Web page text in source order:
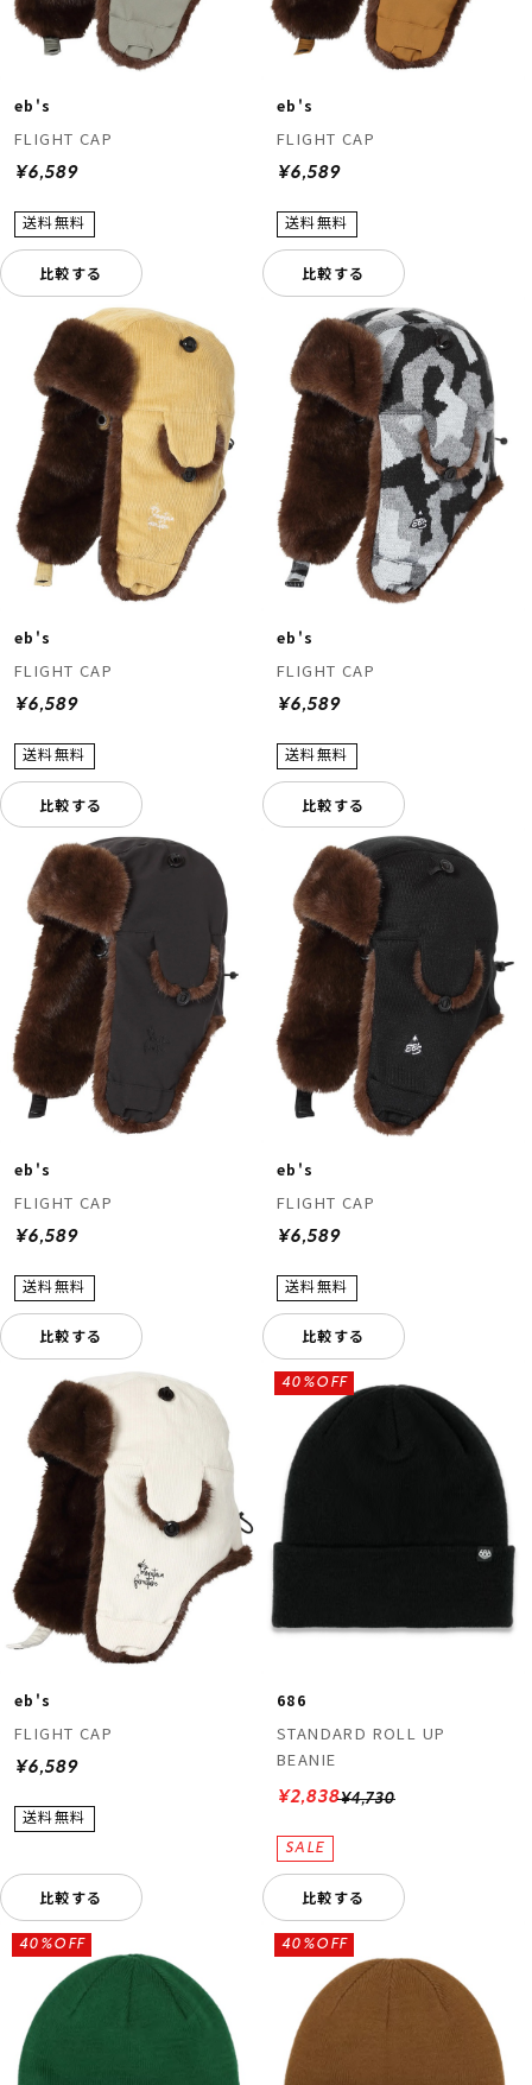
eb's
FLIGHT CAP
¥6,589
比較する
eb's
FLIGHT CAP
¥6,589
比較する
eb's
FLIGHT CAP
¥6,589
比較する
eb's
FLIGHT CAP
¥6,589
比較する
eb's
FLIGHT CAP
¥6,589
比較する
eb's
FLIGHT CAP
¥6,589
比較する
eb's
FLIGHT CAP
¥6,589
比較する
686
STANDARD ROLL UP
BEANIE
¥4,730
40%OFF
¥2,838
比較する
40%OFF 40%OFF